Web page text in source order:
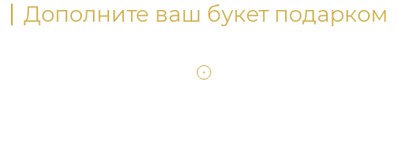
Дополните ваш букет подарком